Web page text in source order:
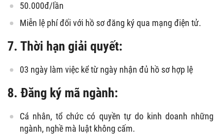
50.000đ/lần
Miễn lệ phí đối với hồ sơ đăng ký qua mạng điện tử.
7. Thời hạn giải quyết:
03 ngày làm việc kể từ ngày nhận đủ hồ sơ hợp lệ
8. Đăng ký mã ngành:
Cá nhân, tổ chức có quyền tự do kinh doanh những
ngành, nghề mà luật không cấm.